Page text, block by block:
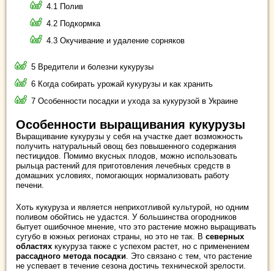
4.1 Полив
4.2 Подкормка
4.3 Окучивание и удаление сорняков
5 Вредители и болезни кукурузы
6 Когда собирать урожай кукурузы и как хранить
7 Особенности посадки и ухода за кукурузой в Украине
Особенности выращивания кукурузы
Выращивание кукурузы у себя на участке дает возможность
получить натуральный овощ без повышенного содержания
пестицидов. Помимо вкусных плодов, можно использовать
рыльца растений для приготовления лечебных средств в
домашних условиях, помогающих нормализовать работу
печени.
Хоть кукуруза и является неприхотливой культурой, но одним
поливом обойтись не удастся. У большинства огородников
бытует ошибочное мнение, что это растение можно выращивать
сугубо в южных регионах страны, но это не так. В северных
областях кукуруза также с успехом растет, но с применением
рассадного метода посадки. Это связано с тем, что растение
не успевает в течение сезона достичь технической зрелости.